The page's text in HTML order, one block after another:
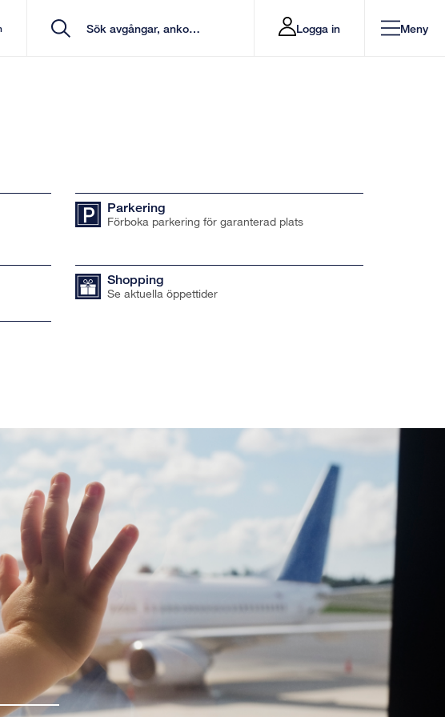
Logga in Meny
Parkering
Förboka parkering för garanterad plats
Shopping
Se aktuella öppettider